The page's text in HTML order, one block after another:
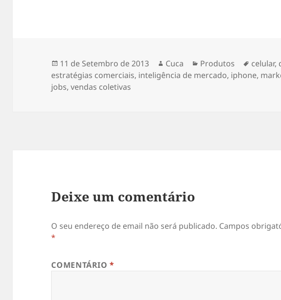
Publicado
a
11 de Setembro de 2013 Autor
Cuca Categorias
Produtos celular,
estratégias comerciais, inteligência de mercado, iphone,
jobs,vendas coletivas
Deixe um comentário
O seu endereço de email não será publicado. Campos
*
COMENTÁRIO*